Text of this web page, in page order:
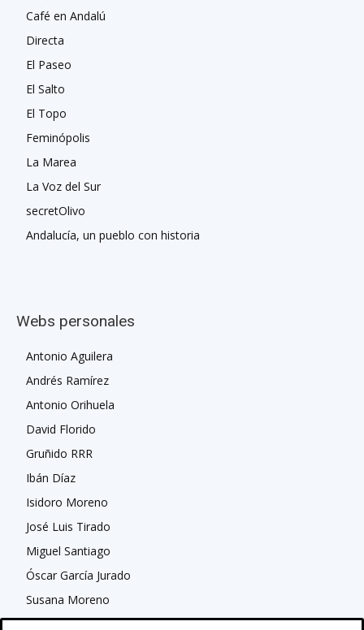
Café en Andalú
Directa
El Paseo
El Salto
El Topo
Feminópolis
La Marea
La Voz del Sur
secretOlivo
Andalucía, un pueblo con historia
Webs personales
Antonio Aguilera
Andrés Ramírez
Antonio Orihuela
David Florido
Gruñido RRR
Ibán Díaz
Isidoro Moreno
José Luis Tirado
Miguel Santiago
Óscar García Jurado
Susana Moreno